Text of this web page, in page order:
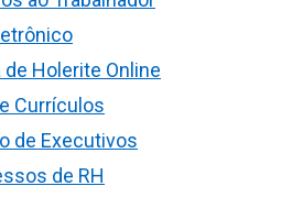
Holerite Online
Currículos
de Executivos
de RH